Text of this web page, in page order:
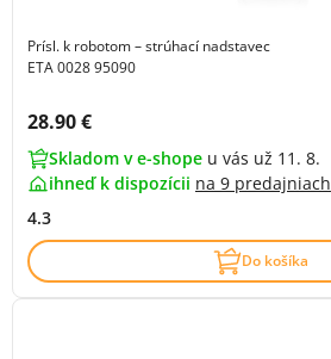
Prísl. k robotom – strúhací nadstavec
ETA 0028 95090
Cena s DPH:
28.90 €
Skladom v e-shope u vás už 11. 8.
ihneď k dispozícii na 9 predajniach
4.3
Do košíka